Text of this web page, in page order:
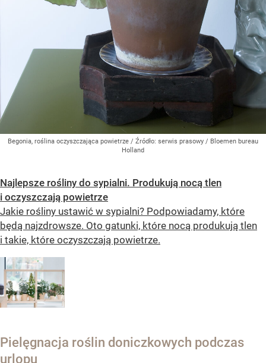
Begonia, roślina oczyszczająca powietrze / Źródło: serwis prasowy / Bloemen bureau
Holland
Najlepsze rośliny do sypialni. Produkują nocą tlen
i oczyszczają powietrze
Jakie rośliny ustawić w sypialni? Podpowiadamy, które
będą najzdrowsze. Oto gatunki, które nocą produkują tlen
i takie, które oczyszczają powietrze.
Pielęgnacja roślin doniczkowych podczas
urlopu